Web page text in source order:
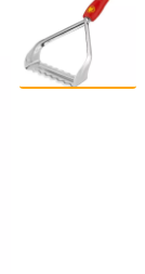
Zum vorigen Bild